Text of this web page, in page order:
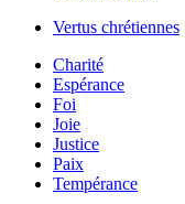
Vertus chrétiennes
Charité
Espérance
Foi
Joie
Justice
Paix
Tempérance